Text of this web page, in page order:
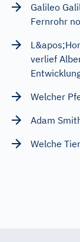
Galileo
Fernrohr
verlief
Welcher
Adam
Welche